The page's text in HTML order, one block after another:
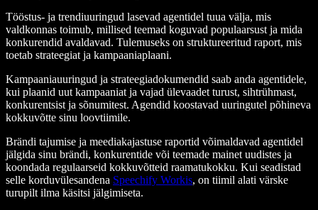
Tööstus- ja trendiuuringud lasevad agentidel tuua välja, mis
valdkonnas toimub, millised teemad koguvad populaarsust ja mida
konkurendid avaldavad. Tulemuseks on struktureeritud raport, mis
toetab strateegiat ja kampaaniaplaani.
Kampaaniauuringud ja strateegiadokumendid saab anda agentidele,
kui plaanid uut kampaaniat ja vajad ülevaadet turust, sihtrühmast,
konkurentsist ja sõnumitest. Agendid koostavad uuringutel põhineva
kokkuvõtte sinu loovtiimile.
Brändi tajumise ja meediakajastuse raportid võimaldavad agentidel
jälgida sinu brändi, konkurentide või teemade mainet uudistes ja
koondada regulaarseid kokkuvõtteid raamatukokku. Kui seadistad
selle korduvülesandena Speechify Workis, on tiimil alati värske
turupilt ilma käsitsi jälgimiseta.